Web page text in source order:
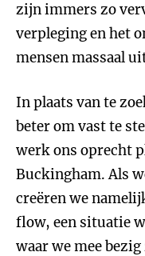
zijn immers zo
verpleging en het
mensen massaal
In plaats van te
beter om vast te
werk ons oprecht
Buckingham. Als
creëren we
flow, een situatie
waar we mee